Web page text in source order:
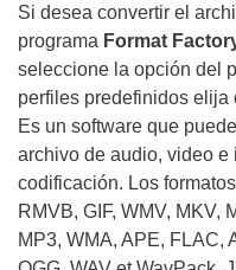
Si desea convertir el
programa Format
seleccione la opción del
perfiles predefinidos elija
Es un software que
archivo de audio, video
codificación. Los
RMVB, GIF, WMV, MKV,
MP3, WMA, APE, FLAC,